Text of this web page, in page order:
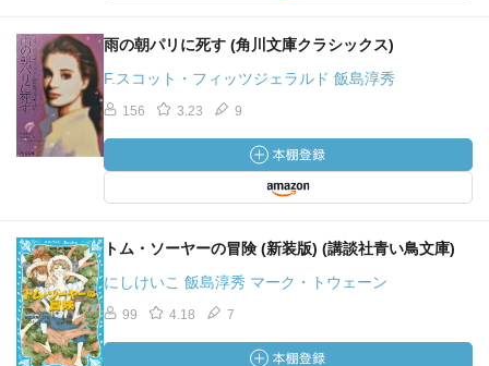
雨の朝パリに死す (角川文庫クラシックス)
F.スコット・フィッツジェラルド 飯島淳秀
156 3.23 9
トム・ソーヤーの冒険 (新装版) (講談社青い鳥文庫)
にしけいこ 飯島淳秀 マーク・トウェーン
99 4.18 7